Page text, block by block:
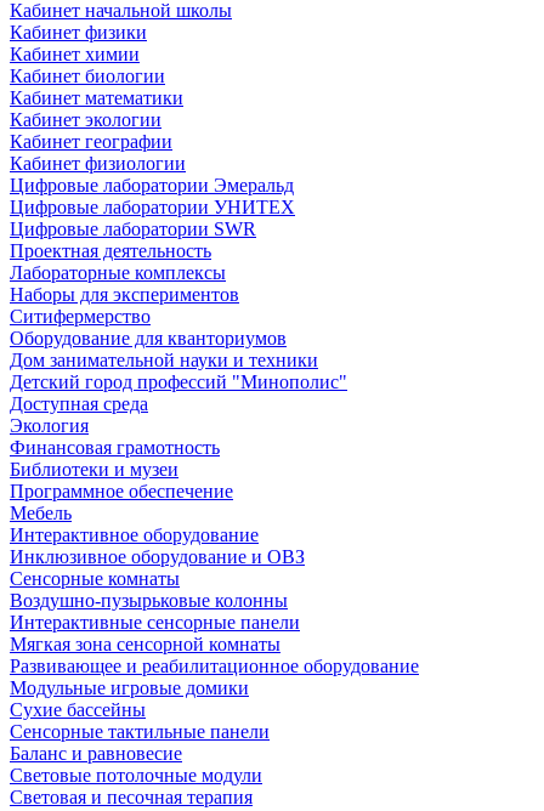
Кабинет начальной школы
Кабинет физики
Кабинет химии
Кабинет биологии
Кабинет математики
Кабинет экологии
Кабинет географии
Кабинет физиологии
Цифровые лаборатории Эмеральд
Цифровые лаборатории УНИТЕХ
Цифровые лаборатории SWR
Проектная деятельность
Лабораторные комплексы
Наборы для экспериментов
Ситифермерство
Оборудование для кванториумов
Дом занимательной науки и техники
Детский город профессий "Минополис"
Доступная среда
Экология
Финансовая грамотность
Библиотеки и музеи
Программное обеспечение
Мебель
Интерактивное оборудование
Инклюзивное оборудование и ОВЗ
Cенсорные комнаты
Воздушно-пузырьковые колонны
Интерактивные сенсорные панели
Мягкая зона сенсорной комнаты
Развивающее и реабилитационное оборудование
Модульные игровые домики
Сухие бассейны
Сенсорные тактильные панели
Баланс и равновесие
Световые потолочные модули
Световая и песочная терапия